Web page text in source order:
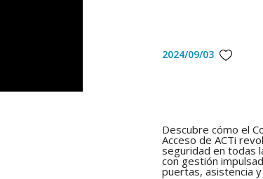
2024/09/03
Descubre cómo el
Acceso de ACTi
seguridad en todas
con gestión
puertas, asistencia